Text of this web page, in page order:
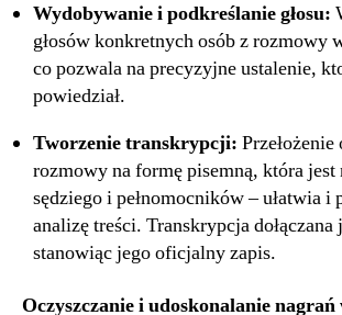
Wydobywanie i podkreślanie głosu:
głosów konkretnych osób z rozmowy
co pozwala na precyzyjne ustalenie,
powiedział.
Tworzenie transkrypcji:
rozmowy na formę pisemną, która jest
sędziego i pełnomocników – ułatwia i
analizę treści. Transkrypcja dołączana
stanowiąc jego oficjalny zapis.
Oczyszczanie i udoskonalanie nagrań